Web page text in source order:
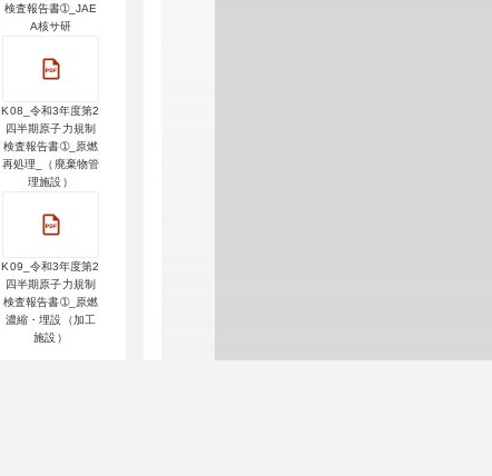
検査報告書➀_JAE
A核サ研
K08_令和3年度第2
四半期原子力規制
検査報告書➀_原燃
再処理_（廃棄物管
理施設）
K09_令和3年度第2
四半期原子力規制
検査報告書➀_原燃
濃縮・埋設（加工
施設）